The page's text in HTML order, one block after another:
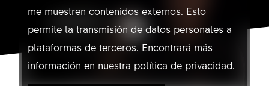
me muestren contenidos externos. Esto
permite la transmisión de datos personales a
plataformas de terceros. Encontrará más
información en nuestra política de privacidad.